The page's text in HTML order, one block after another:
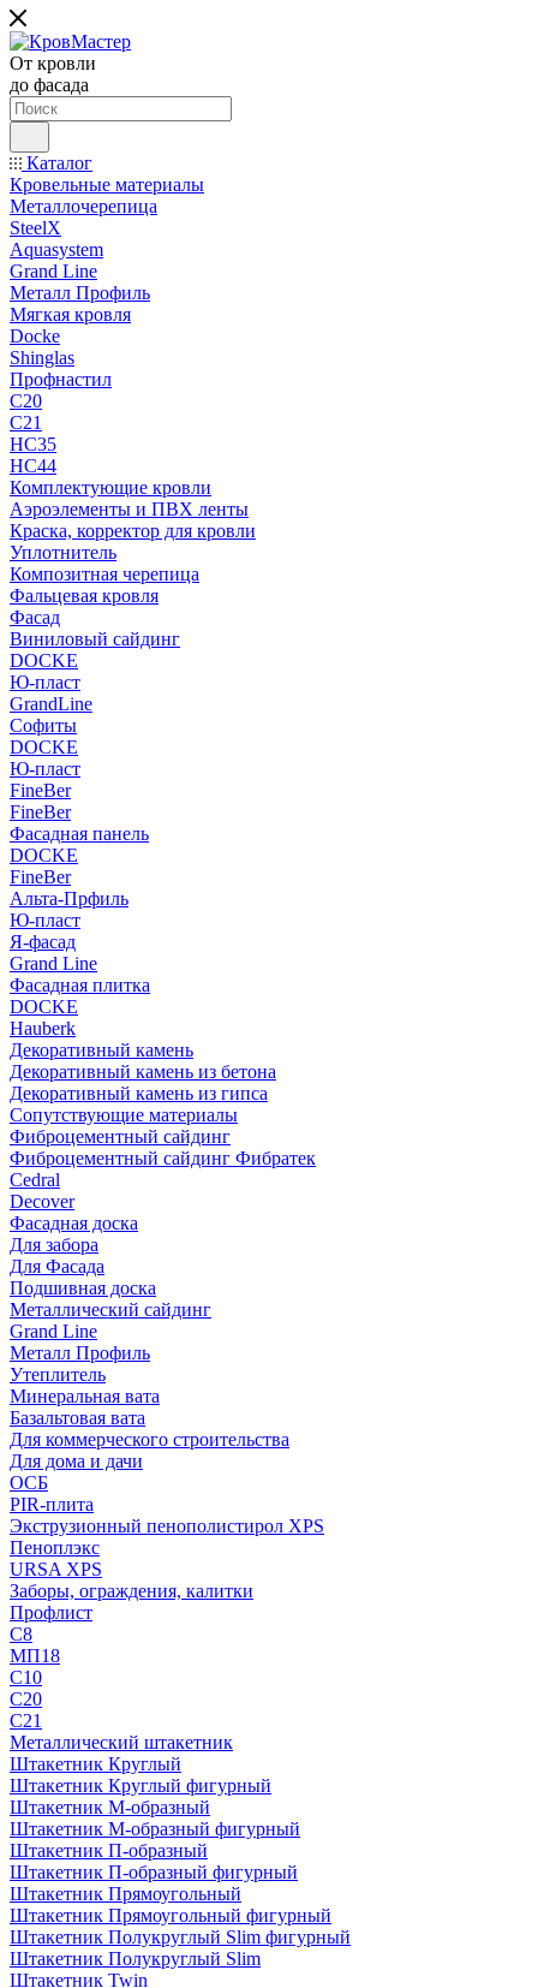
От кровли
до фасада
Каталог
Кровельные материалы
Металлочерепица
SteelX
Aquasystem
Grand Line
Металл Профиль
Мягкая кровля
Docke
Shinglas
Профнастил
C20
C21
НС35
НС44
Комплектующие кровли
Аэроэлементы и ПВХ ленты
Краска, корректор для кровли
Уплотнитель
Композитная черепица
Фальцевая кровля
Фасад
Виниловый сайдинг
DOCKE
Ю-пласт
GrandLine
Софиты
DOCKE
Ю-пласт
FineBer
FineBer
Фасадная панель
DOCKE
FineBer
Альта-Прфиль
Ю-пласт
Я-фасад
Grand Line
Фасадная плитка
DOCKE
Hauberk
Декоративный камень
Декоративный камень из бетона
Декоративный камень из гипса
Сопутствующие материалы
Фиброцементный сайдинг
Фиброцементный сайдинг Фибратек
Cedral
Decover
Фасадная доска
Для забора
Для Фасада
Подшивная доска
Металлический сайдинг
Grand Line
Металл Профиль
Утеплитель
Минеральная вата
Базальтовая вата
Для коммерческого строительства
Для дома и дачи
ОСБ
PIR-плита
Экструзионный пенополистирол XPS
Пеноплэкс
URSA XPS
Заборы, ограждения, калитки
Профлист
С8
МП18
С10
С20
С21
Металлический штакетник
Штакетник Круглый
Штакетник Круглый фигурный
Штакетник М-образный
Штакетник М-образный фигурный
Штакетник П-образный
Штакетник П-образный фигурный
Штакетник Прямоугольный
Штакетник Прямоугольный фигурный
Штакетник Полукруглый Slim фигурный
Штакетник Полукруглый Slim
Штакетник Twin